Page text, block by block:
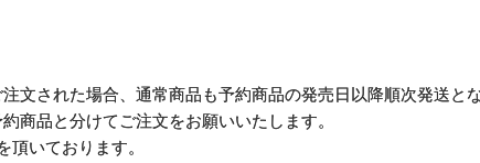
文された場合、通常商品も予約商品の発売日以降順次発送と
商品と分けてご注文をお願いいたします。
頂いております。